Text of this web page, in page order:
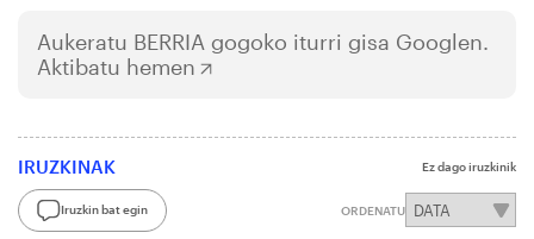
Aukeratu BERRIA gogoko iturri gisa Googlen.
Aktibatu hemen
IRUZKINAK Ez dago iruzkinik
Iruzkin bat egin ORDENATU